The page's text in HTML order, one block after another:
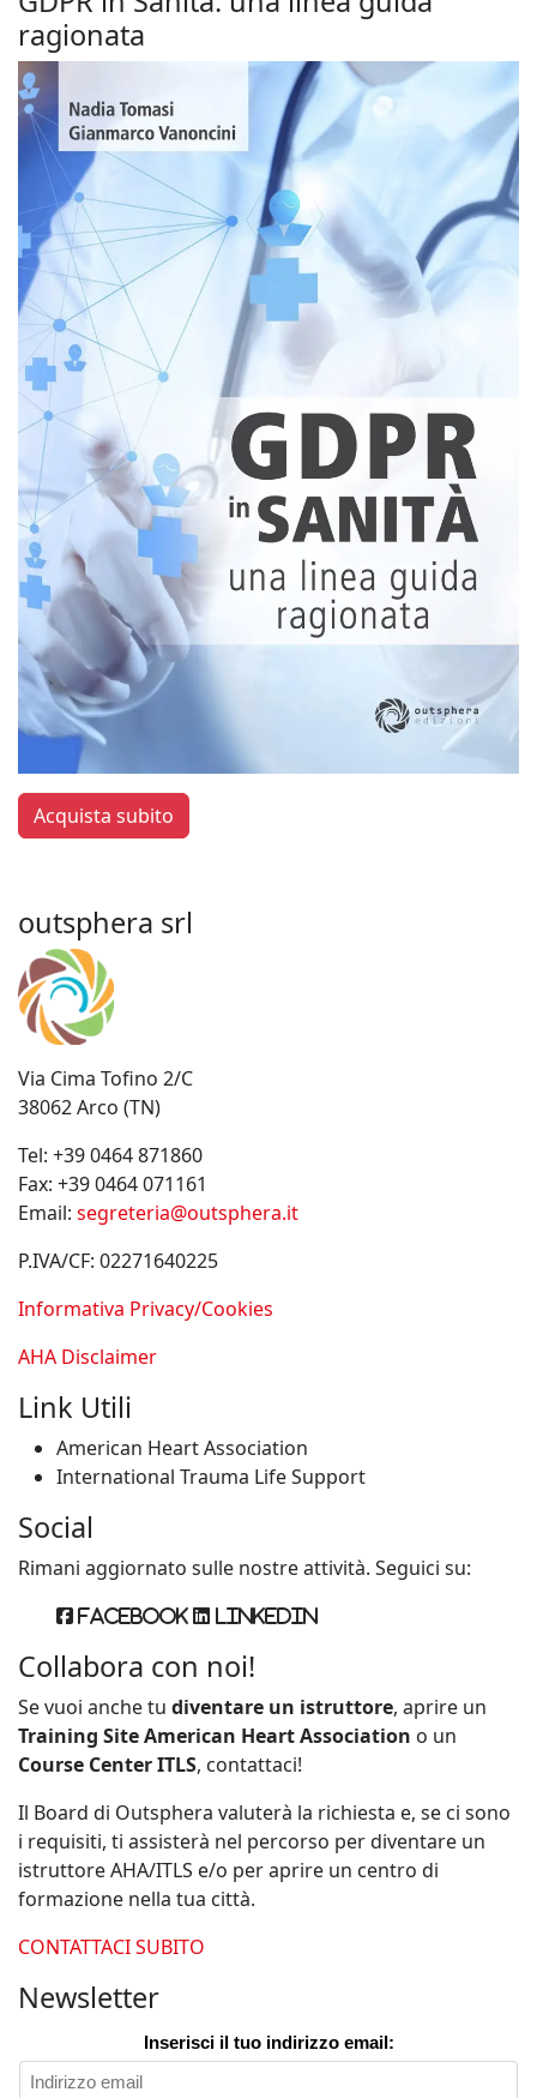
ragionata
Acquista subito
outsphera srl
Via Cima Tofino 2/C
38062 Arco (TN)
Tel: +39 0464 871860
Fax: +39 0464 071161
Email: segreteria@outsphera.it
P.IVA/CF: 02271640225
Informativa Privacy/Cookies
AHA Disclaimer
Link Utili
American Heart Association
International Trauma Life Support
Social
Rimani aggiornato sulle nostre attività. Seguici su:
Facebook Linkedin
Collabora con noi!
Se vuoi anche tu diventare un istruttore, aprire un
Training Site American Heart Association o un
Course Center ITLS, contattaci!
Il Board di Outsphera valuterà la richiesta e, se ci sono
i requisiti, ti assisterà nel percorso per diventare un
istruttore AHA/ITLS e/o per aprire un centro di
formazione nella tua città.
CONTATTACI SUBITO
Newsletter
Inserisci il tuo indirizzo email: